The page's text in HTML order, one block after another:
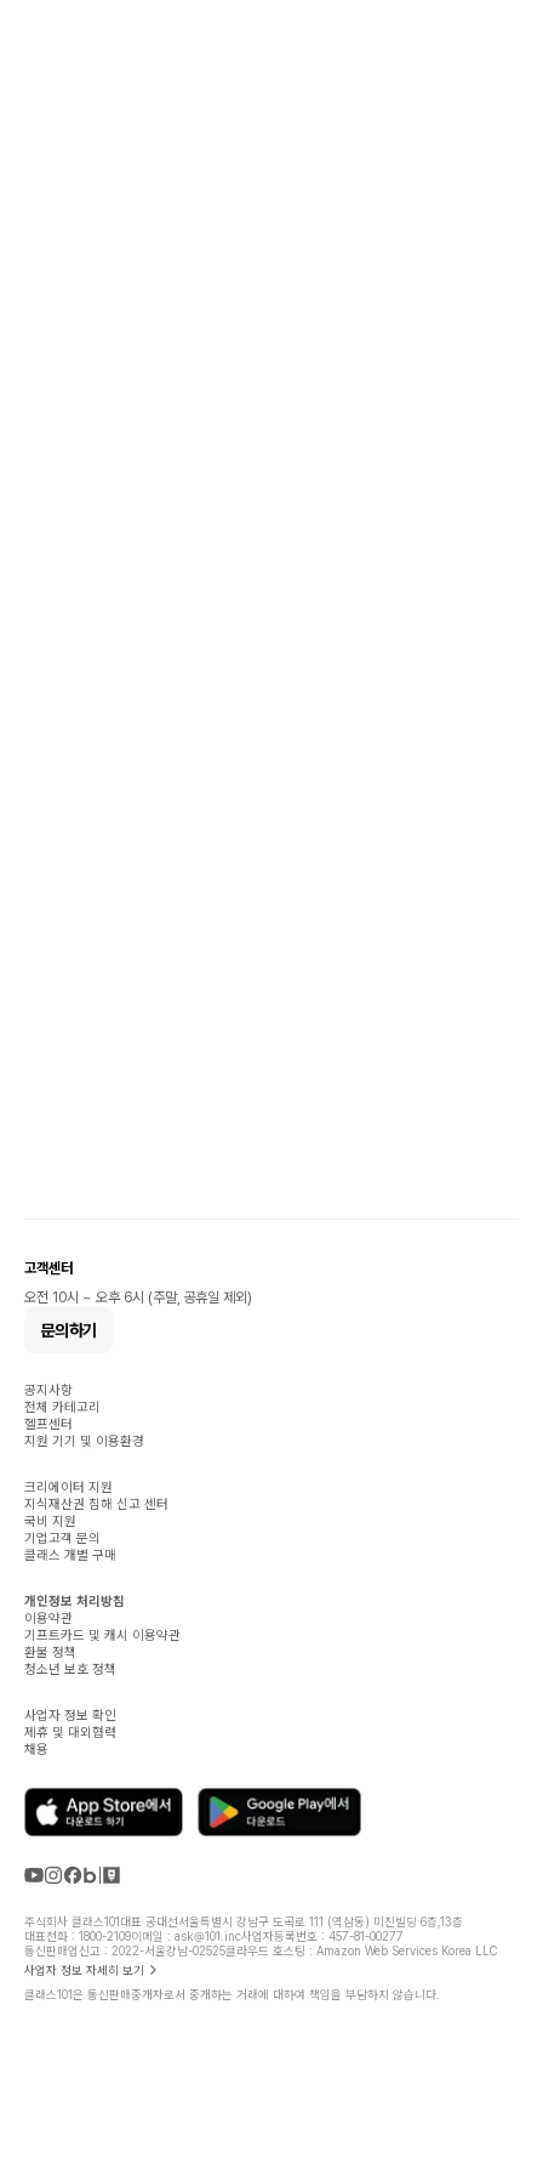
고객센터
오전 10시 ~ 오후 6시 (주말, 공휴일 제외)
문의하기
공지사항
전체 카테고리
헬프센터
지원 기기 및 이용환경
크리에이터 지원
지식재산권 침해 신고 센터
국비 지원
기업고객 문의
클래스 개별 구매
개인정보 처리방침
이용약관
기프트카드 및 캐시 이용약관
환불 정책
청소년 보호 정책
사업자 정보 확인
제휴 및 대외협력
채용
주식회사 클래스101대표 공대선서울특별시 강남구 도곡로 111 (역삼동) 미진빌딩 6층,13층
대표전화 : 1800-2109이메일 : ask@101.inc사업자등록번호 : 457-81-00277
통신판매업신고 : 2022-서울강남-02525클라우드 호스팅 : Amazon Web Services Korea LLC
사업자 정보 자세히 보기
클래스101은 통신판매중개자로서 중개하는 거래에 대하여 책임을 부담하지 않습니다.